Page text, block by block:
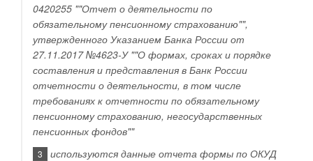
0420255 ""Отчет о деятельности по
обязательному пенсионному страхованию"",
утвержденного Указанием Банка России от
27.11.2017 №4623-У ""О формах, сроках и порядке
составления и представления в Банк России
отчетности о деятельности, в том числе
требованиях к отчетности по обязательному
пенсионному страхованию, негосударственных
пенсионных фондов""
3
используются данные отчета формы по ОКУД